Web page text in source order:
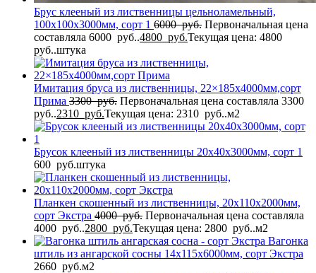
Брус клееный из лиственницы цельноламельный,
100x100x3000мм, сорт 1 6000руб. Первоначальная цена
составляла 6000 руб..4800 руб.Текущая цена: 4800
руб..штука
Имитация бруса из лиственницы, 22×185x4000мм,сорт
Прима 3300руб. Первоначальная цена составляла 3300
руб..2310 руб.Текущая цена: 2310 руб..м2
Брусок клееный из лиственницы 20x40x3000мм, сорт 1
600 руб.штука
Планкен скошенный из лиственницы, 20x110x2000мм,
сорт Экстра 4000руб. Первоначальная цена составляла
4000 руб..2800 руб.Текущая цена: 2800 руб..м2
Вагонка
штиль из ангарской сосны 14x115x6000мм, сорт Экстра
2660 руб.м2